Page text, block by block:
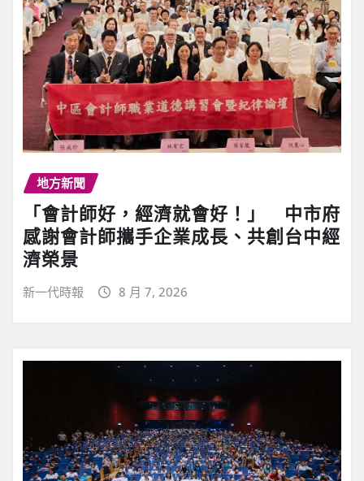
地方新聞
「會計師好，經濟就會好！」 中市府
感謝會計師攜手企業成長、共創台中經
濟榮景
新一代時報 8 月 7, 2026